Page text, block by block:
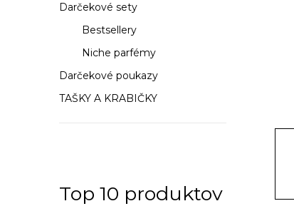
Darčekové sety
Bestsellery
Niche parfémy
Darčekové poukazy
TAŠKY A KRABIČKY
Top 10 produktov